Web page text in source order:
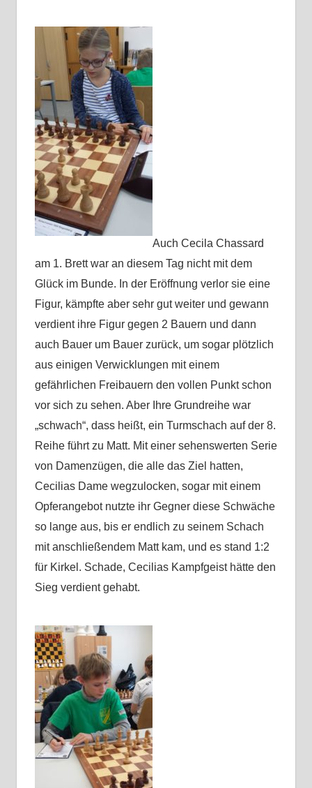
Auch Cecila Chassard
am 1. Brett war an diesem Tag nicht mit dem
Glück im Bunde. In der Eröffnung verlor sie eine
Figur, kämpfte aber sehr gut weiter und gewann
verdient ihre Figur gegen 2 Bauern und dann
auch Bauer um Bauer zurück, um sogar plötzlich
aus einigen Verwicklungen mit einem
gefährlichen Freibauern den vollen Punkt schon
vor sich zu sehen. Aber Ihre Grundreihe war
„schwach“, dass heißt, ein Turmschach auf der 8.
Reihe führt zu Matt. Mit einer sehenswerten Serie
von Damenzügen, die alle das Ziel hatten,
Cecilias Dame wegzulocken, sogar mit einem
Opferangebot nutzte ihr Gegner diese Schwäche
so lange aus, bis er endlich zu seinem Schach
mit anschließendem Matt kam, und es stand 1:2
für Kirkel. Schade, Cecilias Kampfgeist hätte den
Sieg verdient gehabt.